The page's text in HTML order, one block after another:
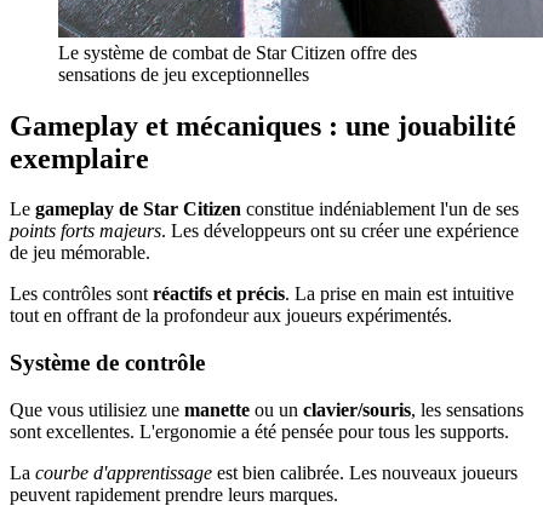
Le système de combat de Star Citizen offre des
sensations de jeu exceptionnelles
Gameplay et mécaniques : une jouabilité
exemplaire
Le gameplay de Star Citizen constitue indéniablement l'un de ses
points forts majeurs. Les développeurs ont su créer une expérience
de jeu mémorable.
Les contrôles sontréactifs et précis. La prise en main est intuitive
tout en offrant de la profondeur aux joueurs expérimentés.
Système de contrôle
Que vous utilisiez une manette ou un clavier/souris, les sensations
sont excellentes. L'ergonomie a été pensée pour tous les supports.
La courbe d'apprentissage est bien calibrée. Les nouveaux joueurs
peuvent rapidement prendre leurs marques.